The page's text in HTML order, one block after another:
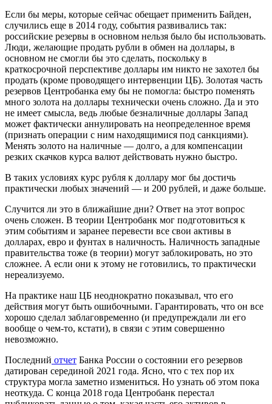
Если бы меры, которые сейчас обещает применить Байден,
случились еще в 2014 году, события развивались так:
российские резервы в основном нельзя было бы использовать.
Люди, желающие продать рубли в обмен на доллары, в
основном не смогли бы это сделать, поскольку в
краткосрочной перспективе доллары им никто не захотел бы
продать (кроме проводящего интервенции ЦБ). Золотая часть
резервов Центробанка ему бы не помогла: быстро поменять
много золота на доллары технически очень сложно. Да и это
не имеет смысла, ведь любые безналичные доллары Запад
может фактически аннулировать на неопределенное время
(признать операции с ним находящимися под санкциями).
Менять золото на наличные — долго, а для компенсации
резких скачков курса валют действовать нужно быстро.
В таких условиях курс рубля к доллару мог бы достичь
практически любых значений — и 200 рублей, и даже больше.
Случится ли это в ближайшие дни? Ответ на этот вопрос
очень сложен. В теории Центробанк мог подготовиться к
этим событиям и заранее перевести все свои активы в
долларах, евро и фунтах в наличность. Наличность западные
правительства тоже (в теории) могут заблокировать, но это
сложнее. А если они к этому не готовились, то практически
нереализуемо.
На практике наш ЦБ неоднократно показывал, что его
действия могут быть ошибочными. Гарантировать, что он все
хорошо сделал заблаговременно (и предупреждали ли его
вообще о чем-то, кстати), в связи с этим совершенно
невозможно.
Последний отчет Банка России о состоянии его резервов
датирован серединой 2021 года. Ясно, что с тех пор их
структура могла заметно измениться. Но узнать об этом пока
неоткуда. С конца 2018 года Центробанк перестал